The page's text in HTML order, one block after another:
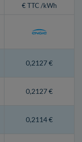
€ TTC /kWh
0,2127 €
0,2127 €
0,2114 €